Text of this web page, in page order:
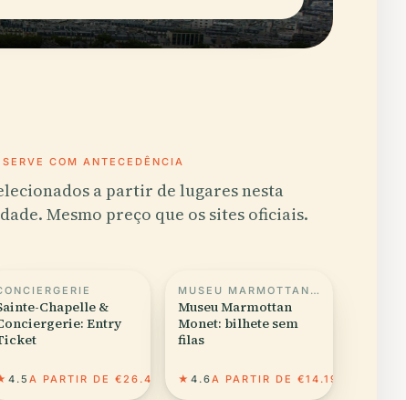
COM ANTECEDÊNCIA
a partir de lugares nesta
Mesmo preço que os sites oficiais.
Chapelle &
Entry
4.5 A PARTIR DE €26.45
MUSEU MARMOTTAN MONET
Museu Marmottan
Monet: bilhete sem
filas
★ 4.6A PARTIR DE €14.19